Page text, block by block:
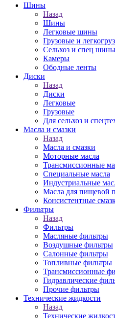
Шины
Назад
Шины
Легковые шины
Грузовые и
Сельхоз и спец шины
Камеры
Ободные ленты
Диски
Назад
Диски
Легковые
Грузовые
Для сельхоз и
Масла и смазки
Назад
Масла и смазки
Моторные масла
Трансмиссионные
Специальные масла
Индустриальные
Масла для пищевой
Консистентные
Фильтры
Назад
Фильтры
Масляные фильтры
Воздушные фильтры
Салонные фильтры
Топливные фильтры
Трансмиссионные
Гидравлические
Прочие фильтры
Технические жидкости
Назад
Технические